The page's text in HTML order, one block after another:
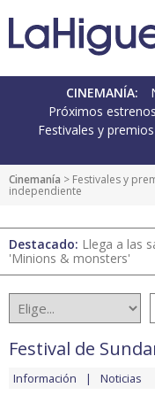
CINEMANÍA:
Próximos estrenos
Festivales y premios
Cinemanía > Festivales y
independiente
Destacado: Llega a las
'Minions & monsters'
Festival de
Información Noticias